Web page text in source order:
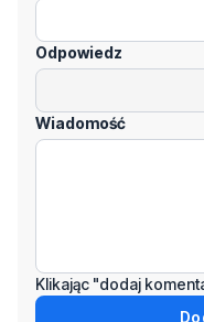
Odpowiedz
Wiadomość
Klikając "dodaj